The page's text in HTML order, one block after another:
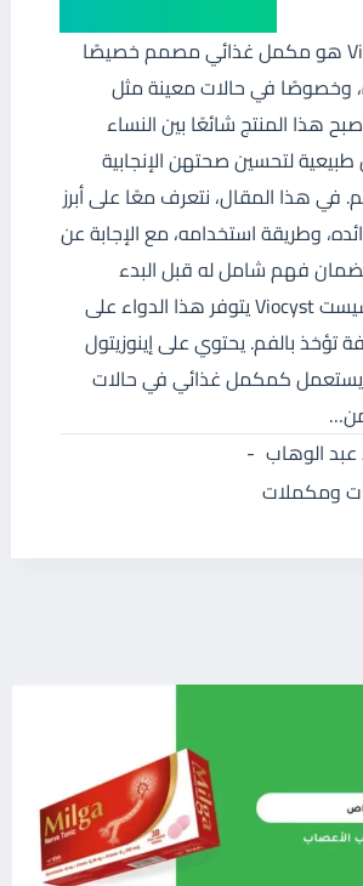
فيوسيست Viocyst هو مكمل غذائي مصمم خصيصًا
وخصوصًا في حالات معينة مثل
هذا المنتج شائعًا بين النساء
طبيعية لتحسين صحتهن الإنجابية
في هذا المقال، نتعرف معًا على أبرز
وطريقة استخدامه، مع الإجابة عن
لضمان فهم شامل له قبل البدء
باستخدامه. فيوسيست Viocyst يتوفر هذا الدواء على
تؤخذ بالفم. يحتوي على إينوزيتول
كمكمل غذائي في حالات
عبد الوهاب
ومكملات